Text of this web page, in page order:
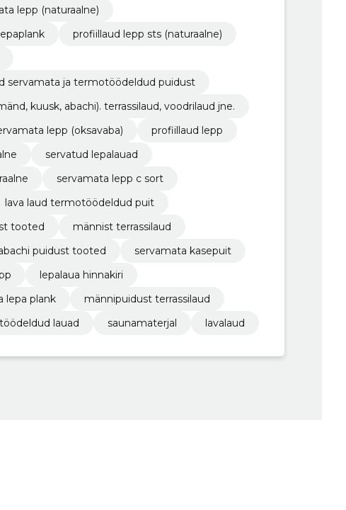
lepp (naturaalne)
profiillaud lepp sts (naturaalne)
servamata ja termotöödeldud puidust
kuusk, abachi). terrassilaud, voodrilaud jne.
lepp (oksavaba)
profiillaud lepp
servatud lepalauad
servamata lepp c sort
lava laud termotöödeldud puit
tooted
männist terrassilaud
puidust tooted
servamata kasepuit
lepalaua hinnakiri
lepa plank
männipuidust terrassilaud
lauad saunamaterjal lavalaud